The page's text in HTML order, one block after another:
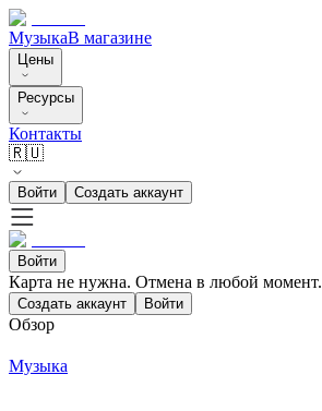
МузыкаВ магазине
Цены
Ресурсы
Контакты
🇷🇺
Войти Создать аккаунт
Войти
Карта не нужна. Отмена в любой момент.
Создать аккаунт Войти
Обзор
Музыка